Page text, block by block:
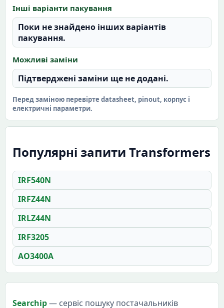
Інші варіанти пакування
Поки не знайдено інших варіантів
пакування.
Можливі заміни
Підтверджені заміни ще не додані.
Перед заміною перевірте datasheet, pinout, корпус і
електричні параметри.
Популярні запити Transformers
IRF540N
IRFZ44N
IRLZ44N
IRF3205
AO3400A
Searchip— сервіс пошуку постачальників